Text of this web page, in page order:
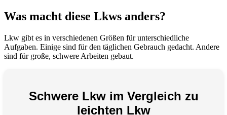
Was macht diese Lkws anders?
Lkw gibt es in verschiedenen Größen für unterschiedliche
Aufgaben. Einige sind für den täglichen Gebrauch gedacht. Andere
sind für große, schwere Arbeiten gebaut.
Schwere Lkw im Vergleich zu
leichten Lkw